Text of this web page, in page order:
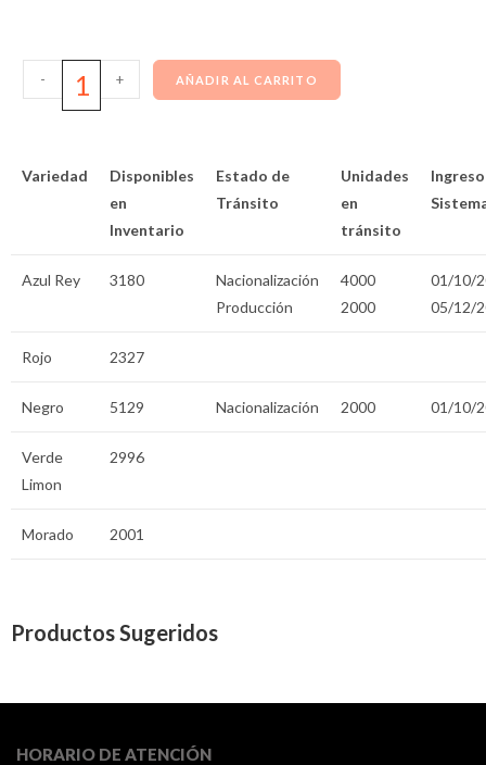
- + AÑADIR AL CARRITO
Variedad
Disponibles
en
Inventario
Estado de
Tránsito
Unidades
en
tránsito
Azul Rey 3180
Nacionalización
Producción
4000
2000
01/10/
05/12/
Rojo 2327
Negro 5129 Nacionalización 2000 01/10/
Verde
Limon
2996
Morado 2001
Productos Sugeridos
HORARIO DE ATENCIÓN